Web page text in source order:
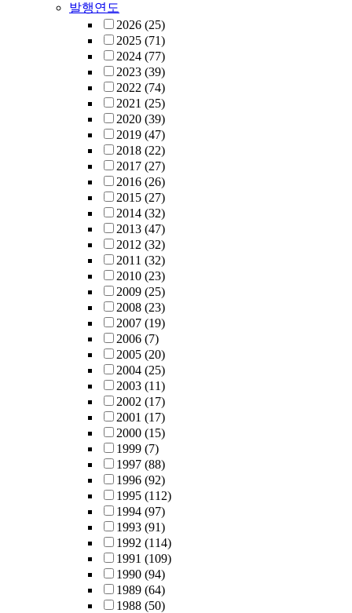
발행연도
2026 (25)
2025 (71)
2024 (77)
2023 (39)
2022 (74)
2021 (25)
2020 (39)
2019 (47)
2018 (22)
2017 (27)
2016 (26)
2015 (27)
2014 (32)
2013 (47)
2012 (32)
2011 (32)
2010 (23)
2009 (25)
2008 (23)
2007 (19)
2006 (7)
2005 (20)
2004 (25)
2003 (11)
2002 (17)
2001 (17)
2000 (15)
1999 (7)
1997 (88)
1996 (92)
1995 (112)
1994 (97)
1993 (91)
1992 (114)
1991 (109)
1990 (94)
1989 (64)
1988 (50)